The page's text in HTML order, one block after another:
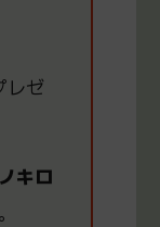
レゼ
キロ